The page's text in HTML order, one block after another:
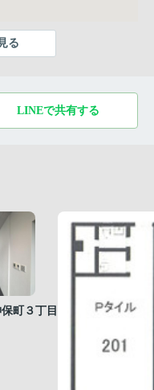
る
LINEで共有する
町３丁目